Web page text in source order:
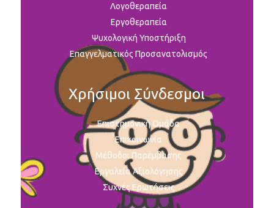
Λογοθεραπεία
Εργοθεραπεία
Ψυχολογική Υποστήριξη
Επαγγελματικός Προσανατολισμός
Χρήσιμοι Σύνδεσμοι
Επιστημονική Ομάδα
Επικοινωνία
Μέθοδοι Παρέμβασης
Εργαλεία Αξιολόγησης
Συχνές Ερωτήσεις